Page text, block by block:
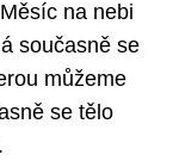
na nebi
současně se
můžeme
se tělo